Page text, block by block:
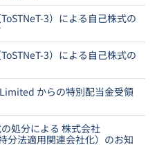
3）による自己株式の
3）による自己株式の
からの特別配当金受領
処分による 株式会社
分法適用関連会社化）のお知